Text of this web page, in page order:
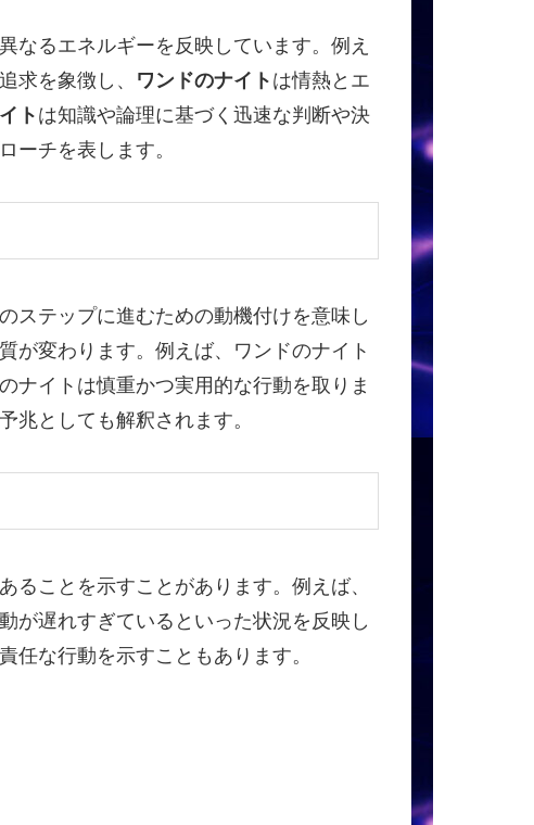
なるエネルギーを反映しています。例え
求を象徴し、 ワンドのナイト は情熱とエ
トは知識や論理に基づく迅速な判断や決
ーチを表します。
ステップに進むための動機付けを意味し
が変わります。例えば、ワンドのナイト
ナイトは慎重かつ実用的な行動を取りま
兆としても解釈されます。
ることを示すことがあります。例えば、
が遅れすぎているといった状況を反映し
任な行動を示すこともあります。